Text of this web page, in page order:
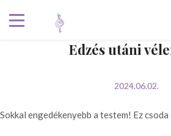
Edzés utáni
2024.06.02.
Sokkal engedékenyebb a testem! Ez csoda